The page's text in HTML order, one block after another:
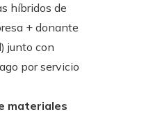
híbridos de
+ donante
junto con
por servicio
materiales